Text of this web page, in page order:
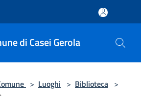
di Casei Gerola
> Luoghi > Biblioteca >